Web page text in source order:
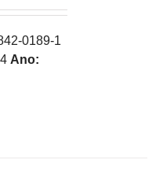
0189-1
Ano: